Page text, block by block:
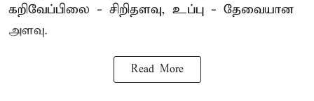
கறிவேப்பிலை - சிறிதளவு, உப்பு - தேவையான
அளவு.
Read More